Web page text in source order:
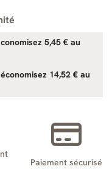
5,45 € au
14,52 € au
Paiement sécurisé